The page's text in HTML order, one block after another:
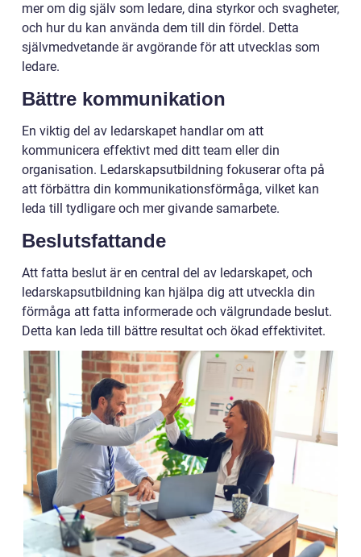
mer om dig själv som ledare, dina styrkor och svagheter,
och hur du kan använda dem till din fördel. Detta
självmedvetande är avgörande för att utvecklas som
ledare.
Bättre kommunikation
En viktig del av ledarskapet handlar om att
kommunicera effektivt med ditt team eller din
organisation. Ledarskapsutbildning fokuserar ofta på
att förbättra din kommunikationsförmåga, vilket kan
leda till tydligare och mer givande samarbete.
Beslutsfattande
Att fatta beslut är en central del av ledarskapet, och
ledarskapsutbildning kan hjälpa dig att utveckla din
förmåga att fatta informerade och välgrundade beslut.
Detta kan leda till bättre resultat och ökad effektivitet.